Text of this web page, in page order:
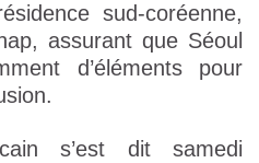
sud-coréenne,
assurant que Séoul
d’éléments pour
s’est dit samedi